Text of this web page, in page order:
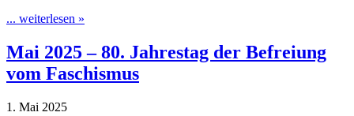
... weiterlesen »
Mai 2025 – 80. Jahrestag der Befreiung
vom Faschismus
1. Mai 2025